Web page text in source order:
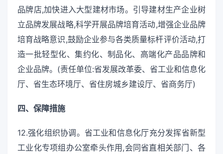
品牌店,加快进入大型建材市场。引导建材生产企业树
立品牌发展战略,科学开展品牌培育活动,增强企业品牌
培育战略意识,鼓励企业参与各类质量标杆评价活动,打
造一批轻型化、集约化、制品化、高端化产品品牌和
企业品牌。(责任单位:省发展改革委、省工业和信息化
厅、省生态环境厅、省住房城乡建设厅、省商务厅)
四、保障措施
12.强化组织协调。省工业和信息化厅充分发挥省新型
工业化专项组办公室牵头作用,会同省直相关部门、各